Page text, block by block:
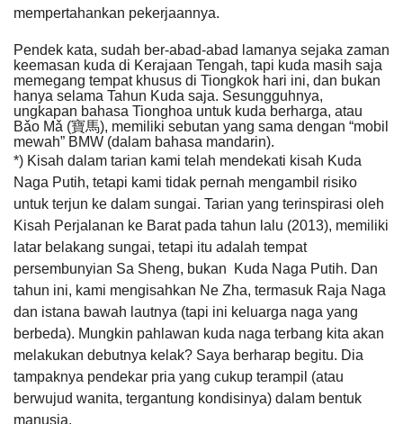
mempertahankan pekerjaannya.
Pendek kata, sudah ber-abad-abad lamanya sejaka zaman
keemasan kuda di Kerajaan Tengah, tapi kuda masih saja
memegang tempat khusus di Tiongkok hari ini, dan bukan
hanya selama Tahun Kuda saja. Sesungguhnya,
ungkapan bahasa Tionghoa untuk kuda berharga, atau
Bǎo Mǎ (寶馬), memiliki sebutan yang sama dengan “mobil
mewah” BMW (dalam bahasa mandarin).
*) Kisah dalam tarian kami telah mendekati kisah Kuda
Naga Putih, tetapi kami tidak pernah mengambil risiko
untuk terjun ke dalam sungai. Tarian yang terinspirasi oleh
Kisah Perjalanan ke Barat pada tahun lalu (2013), memiliki
latar belakang sungai, tetapi itu adalah tempat
persembunyian Sa Sheng, bukan Kuda Naga Putih. Dan
tahun ini, kami mengisahkan Ne Zha, termasuk Raja Naga
dan istana bawah lautnya (tapi ini keluarga naga yang
berbeda). Mungkin pahlawan kuda naga terbang kita akan
melakukan debutnya kelak? Saya berharap begitu. Dia
tampaknya pendekar pria yang cukup terampil (atau
berwujud wanita, tergantung kondisinya) dalam bentuk
manusia.